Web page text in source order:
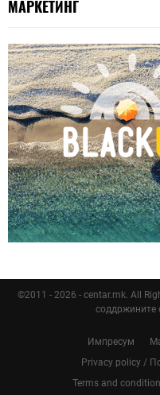
МАРКЕТИНГ
©2011 - 2026 - centar.mk. All
соддржините
Импресум
Privacy policy /
Terms and